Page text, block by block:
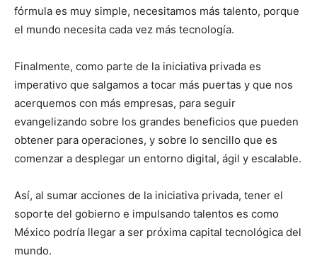
fórmula es muy simple, necesitamos más talento, porque
el mundo necesita cada vez más tecnología.
Finalmente, como parte de la iniciativa privada es
imperativo que salgamos a tocar más puertas y que nos
acerquemos con más empresas, para seguir
evangelizando sobre los grandes beneficios que pueden
obtener para operaciones, y sobre lo sencillo que es
comenzar a desplegar un entorno digital, ágil y escalable.
Así, al sumar acciones de la iniciativa privada, tener el
soporte del gobierno e impulsando talentos es como
México podría llegar a ser próxima capital tecnológica del
mundo.